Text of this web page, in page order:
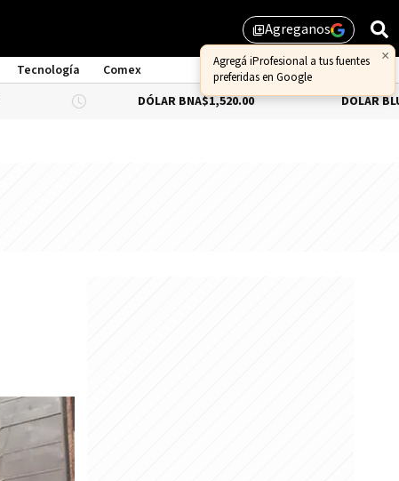
library_addAgreganos
×
Agregá iProfesional a tus fuentes
preferidas en Google
Tecnología
Comex
DÓLAR BNA$1,520.00 DÓLAR BLUE-0.66%